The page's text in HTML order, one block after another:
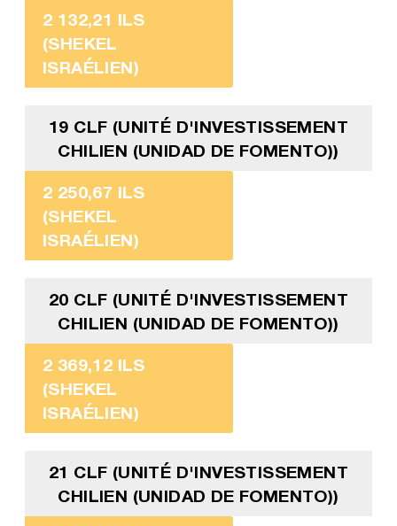
2 132,21 ILS
(SHEKEL
ISRAÉLIEN)
19 CLF (UNITÉ D'INVESTISSEMENT
CHILIEN (UNIDAD DE FOMENTO))
2 250,67 ILS
(SHEKEL
ISRAÉLIEN)
20 CLF (UNITÉ D'INVESTISSEMENT
CHILIEN (UNIDAD DE FOMENTO))
2 369,12 ILS
(SHEKEL
ISRAÉLIEN)
21 CLF (UNITÉ D'INVESTISSEMENT
CHILIEN (UNIDAD DE FOMENTO))